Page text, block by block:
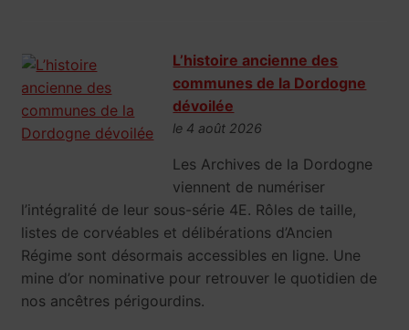
L’histoire ancienne des
communes de la Dordogne
dévoilée
le 4 août 2026
Les Archives de la Dordogne
viennent de numériser
l’intégralité de leur sous-série 4E. Rôles de taille,
listes de corvéables et délibérations d’Ancien
Régime sont désormais accessibles en ligne. Une
mine d’or nominative pour retrouver le quotidien de
nos ancêtres périgourdins.